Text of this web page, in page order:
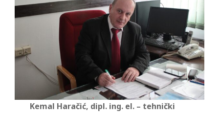
Kemal Haračić, dipl. ing. el. – tehnički